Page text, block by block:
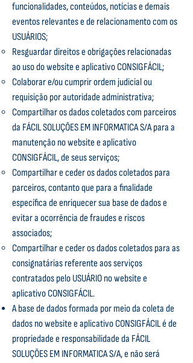
funcionalidades, conteúdos, notícias e demais
eventos relevantes e de relacionamento com os
USUÁRIOS;
Resguardar direitos e obrigações relacionadas
ao uso do website e aplicativo CONSIGFÁCIL;
Colaborar e/ou cumprir ordem judicial ou
requisição por autoridade administrativa;
Compartilhar os dados coletados com parceiros
da FÁCIL SOLUÇÕES EM INFORMATICA S/A para a
manutenção no website e aplicativo
CONSIGFÁCIL, de seus serviços;
Compartilhar e ceder os dados coletados para
parceiros, contanto que para a finalidade
específica de enriquecer sua base de dados e
evitar a ocorrência de fraudes e riscos
associados;
Compartilhar e ceder os dados coletados para as
consignatárias referente aos serviços
contratados pelo USUÁRIO no website e
aplicativo CONSIGFÁCIL.
A base de dados formada por meio da coleta de
dados no website e aplicativo CONSIGFÁCIL é de
propriedade e responsabilidade da FÁCIL
SOLUÇÕES EM INFORMATICA S/A, e não será